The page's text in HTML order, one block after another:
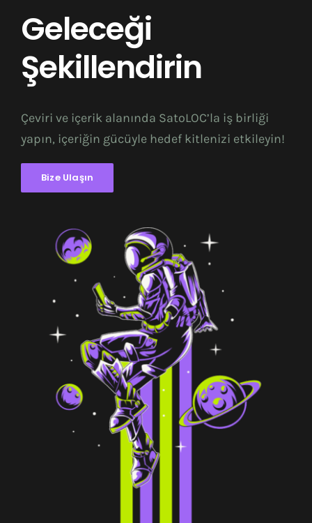
Geleceği
Şekillendirin
Çeviri ve içerik alanında SatoLOC’la iş birliği
yapın, içeriğin gücüyle hedef kitlenizi etkileyin!
Bize Ulaşın